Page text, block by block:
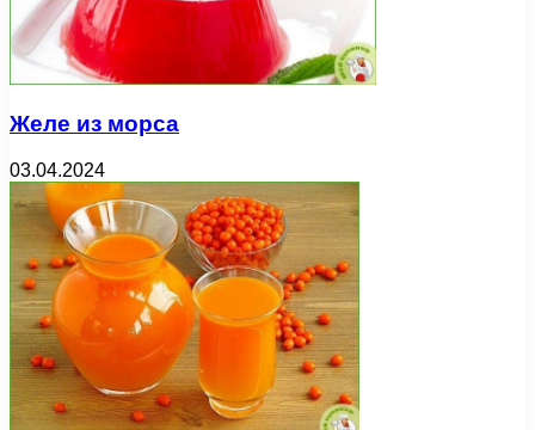
Желе из морса
03.04.2024